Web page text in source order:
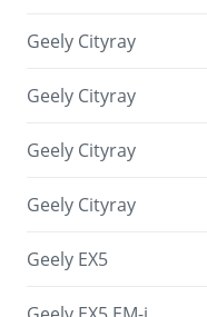
Geely Cityray
Geely Cityray
Geely Cityray
Geely Cityray
Geely EX5